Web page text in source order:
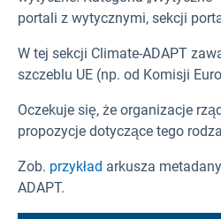
portali z wytycznymi, sekcji
W tej sekcji Climate-ADAPT
szczeblu UE (np. od Komisji
Oczekuje się, że organizacje
propozycje dotyczące tego
Zob. przykład arkusza
ADAPT.